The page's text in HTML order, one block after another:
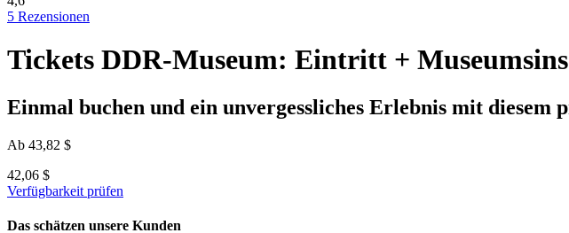
5 Rezensionen
Tickets DDR-Museum: Eintritt +
Einmal buchen und ein unvergessliches Erlebnis mit diesem
Ab 43,82 $
42,06 $
Verfügbarkeit prüfen
Das schätzen unsere Kunden